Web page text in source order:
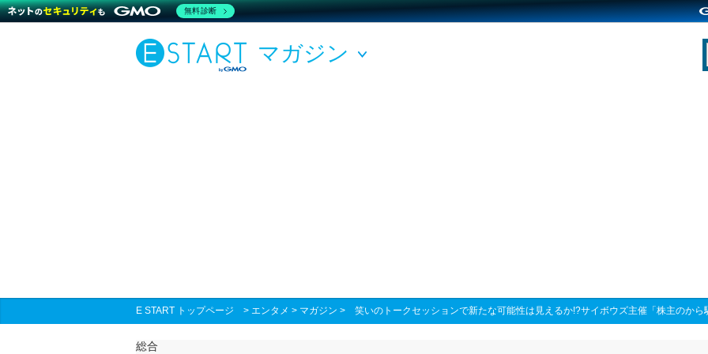
マガジン
E START トップページ > エンタメ > マガジン > 笑いのトークセッションで新たな可能性は見えるか!?サイボウズ主催「株主のから
総合
無料診断